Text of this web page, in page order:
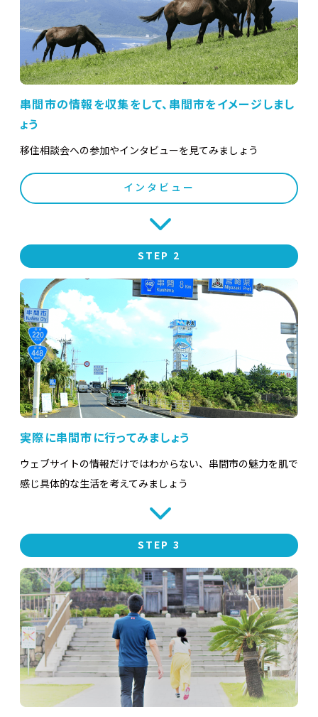
串間市の情報を収集をして、串間市をイメージしまし
ょう
移住相談会への参加やインタビューを見てみましょう
インタビュー
STEP 2
実際に串間市に行ってみましょう
ウェブサイトの情報だけではわからない、串間市の魅力を肌で
感じ具体的な生活を考えてみましょう
STEP 3